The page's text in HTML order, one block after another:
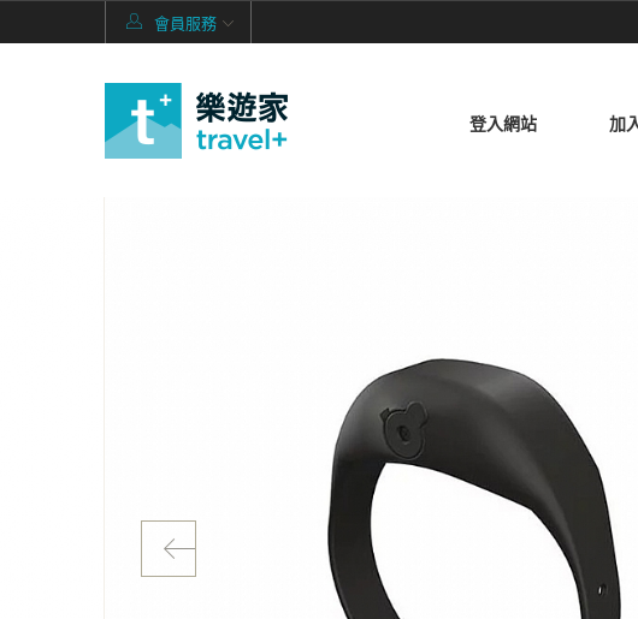
會員服務
登入網站 加